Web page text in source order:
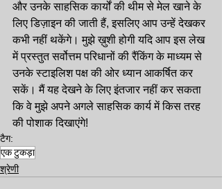
और उनके साहसिक कार्यों की थीम से मेल खाने के
लिए डिज़ाइन की जाती हैं, इसलिए आप उन्हें देखकर
कभी नहीं थकेंगे। मुझे ख़ुशी होगी यदि आप इस लेख
में प्रस्तुत सर्वोत्तम परिधानों की रैंकिंग के माध्यम से
उनके स्टाइलिश पक्ष की ओर ध्यान आकर्षित कर
सकें। मैं यह देखने के लिए इंतजार नहीं कर सकता
कि वे मुझे अपने अगले साहसिक कार्य में किस तरह
की पोशाक दिखाएंगे!
टैग:
एक टुकड़ा
श्रेणी